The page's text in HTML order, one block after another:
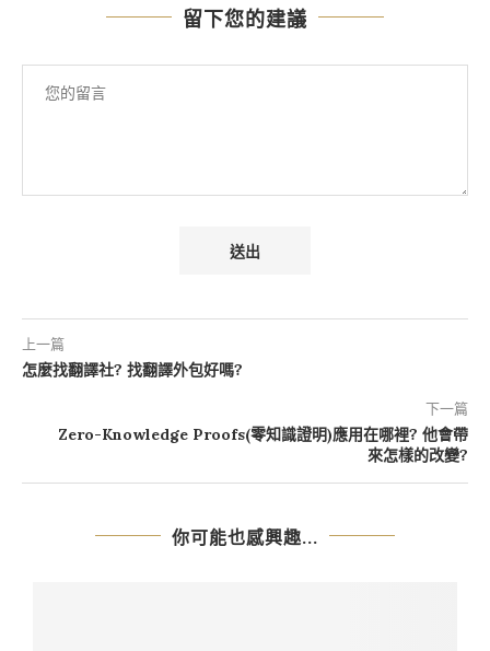
留下您的建議
上一篇
怎麼找翻譯社? 找翻譯外包好嗎?
下一篇
Zero-Knowledge Proofs(零知識證明)應用在哪裡? 他會帶
來怎樣的改變?
你可能也感興趣...